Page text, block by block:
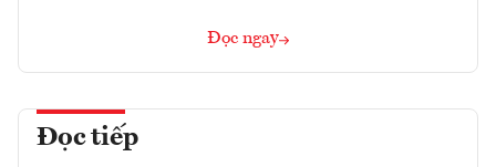
Đọc ngay
Đọc tiếp